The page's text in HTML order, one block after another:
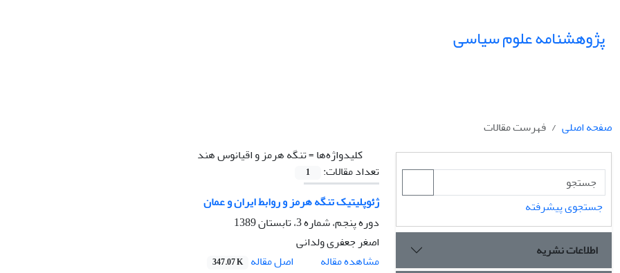
پژوهشنامه علوم سیاسی
صفحه اصلی
فهرست مقالات
کلیدواژه‌ها =تنگه هرمز و اقیانوس هند
تعداد مقالات:
1
ژئوپلیتیک تنگه هرمز و روابط ایران و عمان
دوره پنجم، شماره 3، تابستان 1389
اصغر جعفری ولدانی
مشاهده مقاله
اصل مقاله 347.07 K
جستجوی پیشرفته
اطلاعات نشریه